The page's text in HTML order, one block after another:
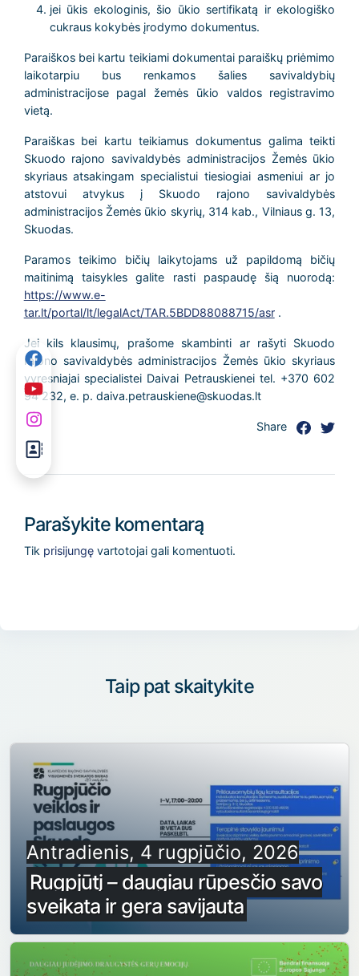
jei ūkis ekologinis, šio ūkio sertifikatą ir ekologiško
cukraus kokybės įrodymo dokumentus.
Paraiškos bei kartu teikiami dokumentai paraiškų priėmimo
laikotarpiu bus renkamos šalies savivaldybių
administracijose pagal žemės ūkio valdos registravimo
vietą.
Paraiškas bei kartu teikiamus dokumentus galima teikti
Skuodo rajono savivaldybės administracijos Žemės ūkio
skyriaus atsakingam specialistui tiesiogiai asmeniui ar jo
atstovui atvykus į Skuodo rajono savivaldybės
administracijos Žemės ūkio skyrių, 314 kab., Vilniaus g. 13,
Skuodas.
Paramos teikimo bičių laikytojams už papildomą bičių
maitinimą taisykles galite rasti paspaudę šią nuorodą:
https://www.e-
tar.lt/portal/lt/legalAct/TAR.5BDD88088715/asr.
Jei kils klausimų, prašome skambinti ar rašyti Skuodo
rajono savivaldybės administracijos Žemės ūkio skyriaus
vyresniajai specialistei Daivai Petrauskienei tel. +370 602
94 232, e. p. daiva.petrauskiene@skuodas.lt
Share
Parašykite komentarą
Tik prisijungęvartotojai gali komentuoti.
Taip pat skaitykite
Antradienis, 4 rugpjūčio, 2026
Rugpjūtį – daugiau rūpesčio savo
sveikata ir gera savijauta